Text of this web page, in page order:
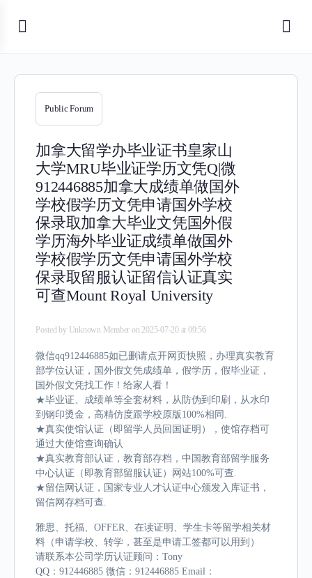
Public Forum
加拿大留学办毕业证书皇家山
大学MRU毕业证学历文凭Q|微
912446885加拿大成绩单做国外
学校假学历文凭申请国外学校
保录取加拿大毕业文凭国外假
学历海外毕业证成绩单做国外
学校假学历文凭申请国外学校
保录取留服认证留信认证真实
可查Mount Royal University
Posted by Unknown Member on 2025-07-20 at 09:56
微信qq912446885如已删请点开网页快照，办理真实教育
部学位认证，国外假文凭成绩单，假学历，假毕业证，
国外假文凭找工作！给家人看！
★毕业证、成绩单等全套材料，从防伪到印刷，从水印
到钢印烫金，高精仿度跟学校原版100%相同.
★真实使馆认证（即留学人员回国证明），使馆存档可
通过大使馆查询确认
★真实教育部认证，教育部存档，中国教育部留学服务
中心认证（即教育部留服认证）网站100%可查.
★留信网认证，国家专业人才认证中心颁发入库证书，
留信网存档可查.
雅思、托福、OFFER、在读证明、学生卡等留学相关材
料（申请学校、转学，甚至是申请工签都可以用到）
请联系本公司学历认证顾问：Tony
QQ：912446885 微信：912446885 Email：